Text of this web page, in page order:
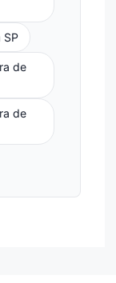
SP
de
de